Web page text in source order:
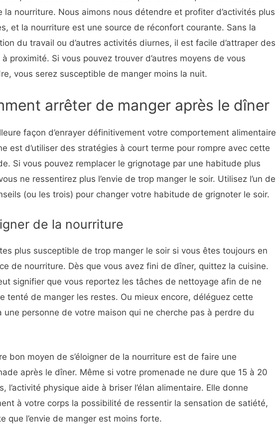
la nourriture. Nous aimons nous détendre et profiter d’activités plus
et la nourriture est une source de réconfort courante. Sans la
du travail ou d’autres activités diurnes, il est facile d’attraper des
proximité. Si vous pouvez trouver d’autres moyens de vous
vous serez susceptible de manger moins la nuit.
arrêter de manger après le dîner
façon d’enrayer définitivement votre comportement alimentaire
est d’utiliser des stratégies à court terme pour rompre avec cette
Si vous pouvez remplacer le grignotage par une habitude plus
ne ressentirez plus l’envie de trop manger le soir. Utilisez l’un de
(ou les trois) pour changer votre habitude de grignoter le soir.
de la nourriture
plus susceptible de trop manger le soir si vous êtes toujours en
de nourriture. Dès que vous avez fini de dîner, quittez la cuisine.
signifier que vous reportez les tâches de nettoyage afin de ne
tenté de manger les restes. Ou mieux encore, déléguez cette
une personne de votre maison qui ne cherche pas à perdre du
bon moyen de s’éloigner de la nourriture est de faire une
après le dîner. Même si votre promenade ne dure que 15 à 20
l’activité physique aide à briser l’élan alimentaire. Elle donne
à votre corps la possibilité de ressentir la sensation de satiété,
que l’envie de manger est moins forte.